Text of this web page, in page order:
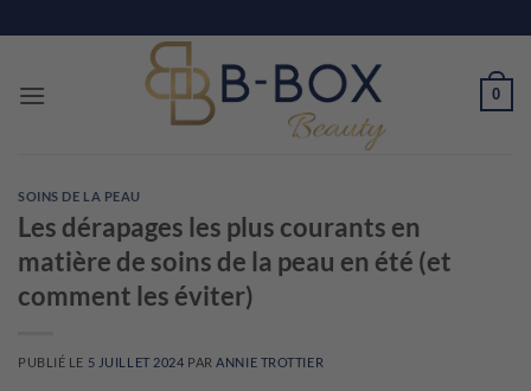
au
0
SOINS DE LA PEAU
Les dérapages les plus courants en
matière de soins de la peau en été (et
comment les éviter)
PUBLIÉ LE 5 JUILLET 2024 PAR ANNIE TROTTIER